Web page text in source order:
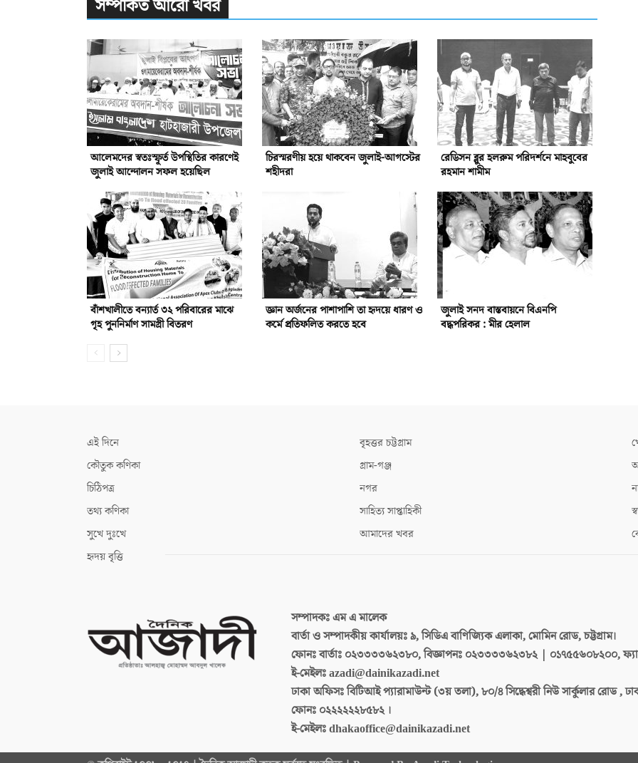
সম্পর্কিত আরো খবর
আলেমদের স্বতঃস্ফূর্ত উপস্থিতির কারণেই
জুলাই আন্দোলন সফল হয়েছিল
চিরস্মরণীয় হয়ে থাকবেন জুলাই-আগস্টের
শহীদরা
রেডিসন ব্লুর হলরুম পরিদর্শনে মাহবুবের
রহমান শামীম
বাঁশখালীতে বন্যার্ত ৩২ পরিবারের মাঝে
গৃহ পুননির্মাণ সামগ্রী বিতরণ
জ্ঞান অর্জনের পাশাপাশি তা হৃদয়ে ধারণ ও
কর্মে প্রতিফলিত করতে হবে
জুলাই সনদ বাস্তবায়নে বিএনপি
বদ্ধপরিকর : মীর হেলাল
এই দিনে
কৌতুক কণিকা
চিঠিপত্র
তথ্য কণিকা
সুখে দুঃখে
হৃদয় বৃত্তি
বৃহত্তর চট্টগ্রাম
গ্রাম-গঞ্জ
নগর
সাহিত্য সাপ্তাহিকী
আমাদের খবর
সম্পাদকঃএম এ মালেক
বার্তা ও সম্পাদকীয় কার্যালয়ঃ৯, সিডিএ বাণিজ্যিক এলাকা, মোমিন রোড, চট্টগ্রাম।
ফোনঃ বার্তাঃ ০২৩৩৩৩৬২৩৮০, বিজ্ঞাপনঃ ০২৩৩৩৩৬২৩৮২ | ০১৭৫৫৬০৮২০০,
ই-মেইলঃazadi@dainikazadi.net
ঢাকা অফিসঃবিটিআই প্যারামাউন্ট (৩য় তলা), ৮০/৪ সিদ্ধেশ্বরী নিউ সার্কুলার রোড ,
ফোনঃ ০২২২২২২৮৫৮২ ।
ই-মেইলঃdhakaoffice@dainikazadi.net